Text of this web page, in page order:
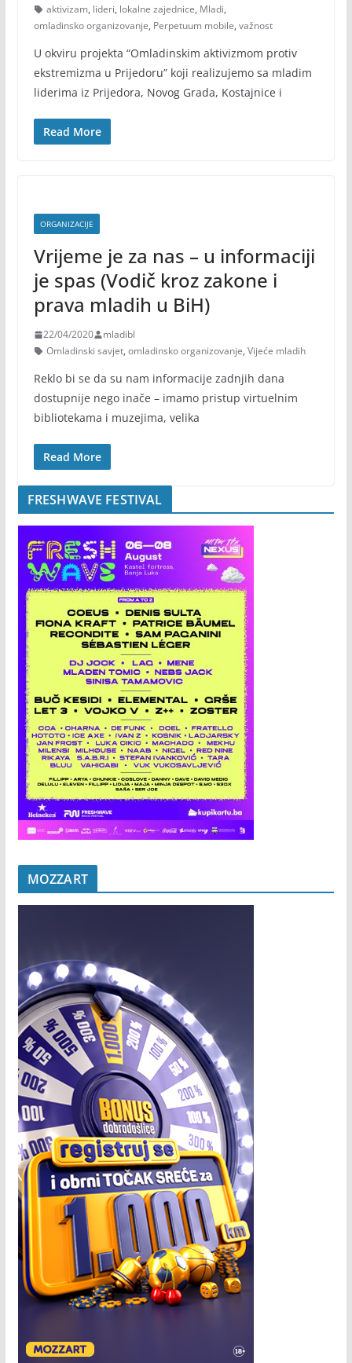
aktivizam, lideri, lokalne zajednice, Mladi,
omladinsko organizovanje, Perpetuum mobile, važnost
U okviru projekta “Omladinskim aktivizmom protiv
ekstremizma u Prijedoru” koji realizujemo sa mladim
liderima iz Prijedora, Novog Grada, Kostajnice i
Read More
ORGANIZACIJE
Vrijeme je za nas – u informaciji
je spas (Vodič kroz zakone i
prava mladih u BiH)
22/04/2020
mladibl
Omladinski savjet, omladinsko organizovanje, Vijeće mladih
Reklo bi se da su nam informacije zadnjih dana
dostupnije nego inače – imamo pristup virtuelnim
bibliotekama i muzejima, velika
Read More
FRESHWAVE FESTIVAL
MOZZART